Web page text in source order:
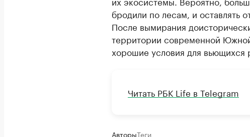
бродили по лесам, и оставлять
После вымирания
территории современной
хорошие условия для вьющихся
Читать РБК Life в Telegram
АвторыТеги